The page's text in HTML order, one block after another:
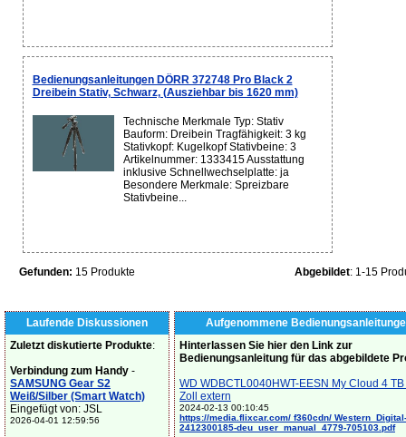
Bedienungsanleitungen DÖRR 372748 Pro Black 2
Dreibein Stativ, Schwarz, (Ausziehbar bis 1620 mm)
Technische Merkmale Typ: Stativ
Bauform: Dreibein Tragfähigkeit: 3 kg
Stativkopf: Kugelkopf Stativbeine: 3
Artikelnummer: 1333415 Ausstattung
inklusive Schnellwechselplatte: ja
Besondere Merkmale: Spreizbare
Stativbeine...
Gefunden: 15 Produkte Abgebildet: 1-15
Laufende Diskussionen
Zuletzt diskutierte Produkte:
Verbindung zum Handy -
SAMSUNG Gear S2
Weiß/Silber (Smart Watch)
Eingefügt von: JSL
2026-04-01 12:59:56
Aufgenommene
Hinterlassen Sie hier den Link zur
Bedienungsanleitung für das abgebildete
WD WDBCTL0040HWT-EESN My Cloud 4
Zoll extern
2024-02-13 00:10:45
https://media.flixcar.com/ f360cdn/ Western_Digital-
2412300185-deu_user_manual_4779-705103.pdf